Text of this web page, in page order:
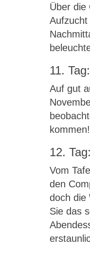
Über die
11.
Auf gut
12.
Vom
den
doch die
Sie das